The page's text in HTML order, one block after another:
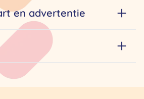
en advertentie